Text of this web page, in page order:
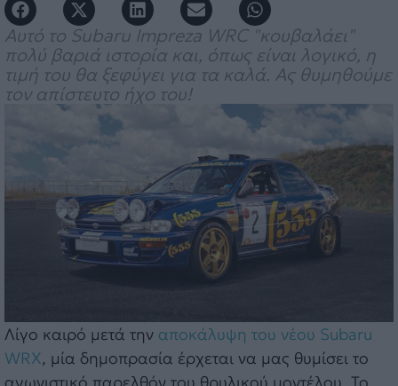
Αυτό το Subaru Impreza WRC "κουβαλάει"
πολύ βαριά ιστορία και, όπως είναι λογικό, η
τιμή του θα ξεφύγει για τα καλά. Ας θυμηθούμε
τον απίστευτο ήχο του!
Λίγο καιρό μετά την αποκάλυψη του νέου Subaru
WRX, μία δημοπρασία έρχεται να μας θυμίσει το